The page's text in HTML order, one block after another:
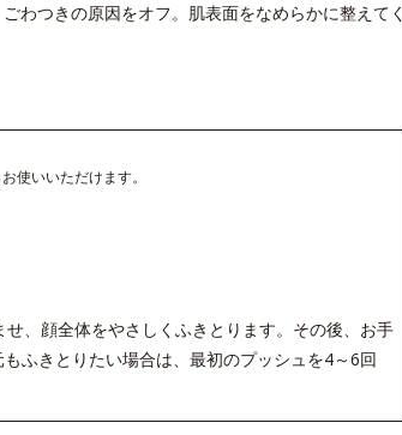
わつきの原因をオフ。肌表面をなめらかに整えてく
使いいただけます。
、顔全体をやさしくふきとります。その後、お手
ふきとりたい場合は、最初のプッシュを4～6回